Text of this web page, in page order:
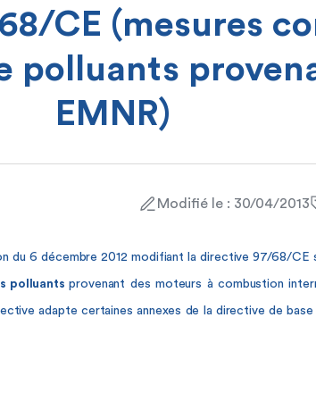
CE (mesures
polluants
EMNR)
Modifié le : 30/04/2013
du 6 décembre 2012 modifiant la directive 97/68/CE
polluantsprovenant des moteurs à combustion
adapte certaines annexes de la directive de